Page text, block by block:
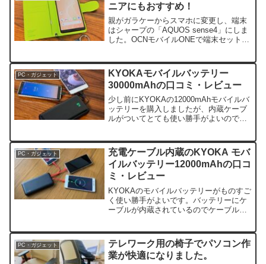
ニアにもおすすめ！
親がガラケーからスマホに変更し、端末
はシャープの「AQUOS sense4」にしま
した。OCNモバイルONEで端末セットが
事では...
PC・ガジェット
KYOKAモバイルバッテリー
30000mAhの口コミ・レビュー
少し前にKYOKAの12000mAhモバイルバ
ッテリーを購入しましたが、内蔵ケーブ
ルがついてとても使い勝手がよいので、
PC・ガジェット
充電ケーブル内蔵のKYOKA モバ
イルバッテリー12000mAhの口コ
ミ・レビュー
KYOKAのモバイルバッテリーがものすご
く使い勝手がよいです。バッテリーにケ
ーブルが内蔵されているのでケーブルを
ンジケーターでみ...
PC・ガジェット
テレワーク用の椅子でパソコン作
業が快適になりました。